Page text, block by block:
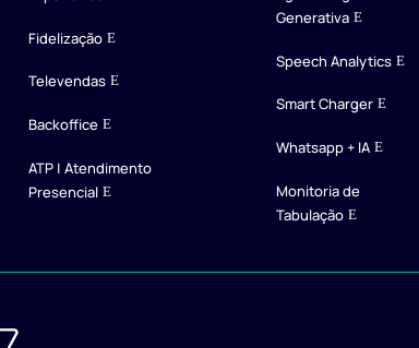
Fidelização
Televendas
Backoffice
ATP | Atendimento
Presencial
Generativa
Speech Analytics
Smart Charger
Whatsapp + IA
Monitoria de
Tabulação